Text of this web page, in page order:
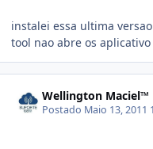
instalei essa ultima
tool nao abre os
Wellington Maciel™
Postado Maio 13, 2011